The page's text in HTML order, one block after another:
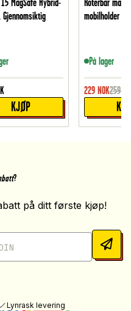
MagSafe Hybrid-
KJØP
Roterbar
mobilholder til
På lager
229 NOK259
?
på ditt første kjøp!
Lynrask levering